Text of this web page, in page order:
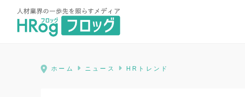
HRog | 人材業界の一歩先を照らすメデ
ホーム ニュース HRトレンド